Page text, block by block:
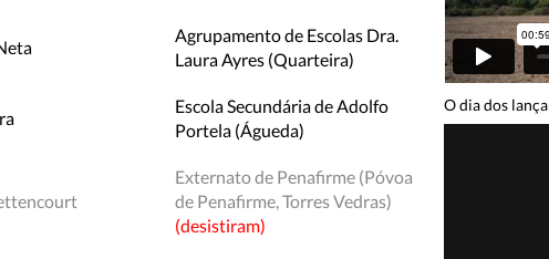
Agrupamento de Escolas Dra.
Laura Ayres (Quarteira)
Escola Secundária de Adolfo
Portela (Águeda)
Externato de Penafirme (Póvoa
de Penafirme, Torres Vedras)
(desistiram)
O dia dos